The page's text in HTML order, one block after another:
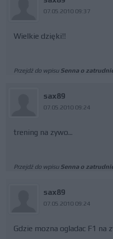
07.05.2010 09:37
Wielkie dzięki!!
Przejdź do wpisu Senna o
sax89
07.05.2010 09:24
trening na zywo...
Przejdź do wpisu Senna o
sax89
07.05.2010 09:24
Gdzie mozna ogladac F1 na